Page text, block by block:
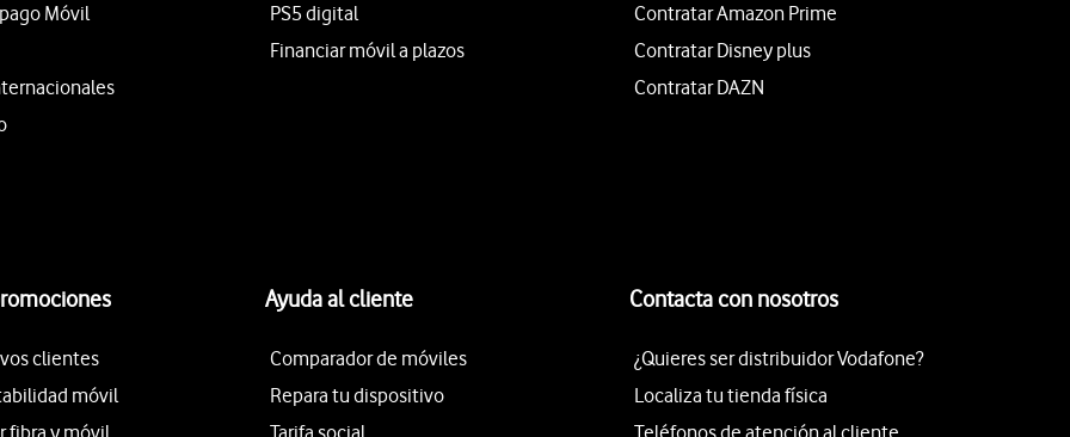
Móvil
PS5 digital
Financiar móvil a plazos
Contratar Amazon Prime
Contratar Disney plus
Contratar DAZN
clientes
móvil
fibra y móvil
Ayuda al cliente
Comparador de móviles
Repara tu dispositivo
Tarifa social
Contacta con nosotros
¿Quieres ser distribuidor Vodafone?
Localiza tu tienda física
Teléfonos de atención al cliente